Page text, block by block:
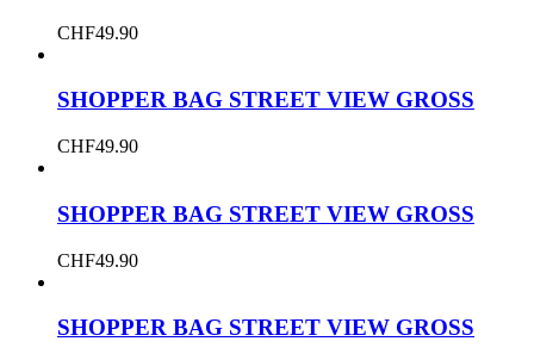
CHF49.90
SHOPPER BAG STREET VIEW GROSS
CHF49.90
SHOPPER BAG STREET VIEW GROSS
CHF49.90
SHOPPER BAG STREET VIEW GROSS